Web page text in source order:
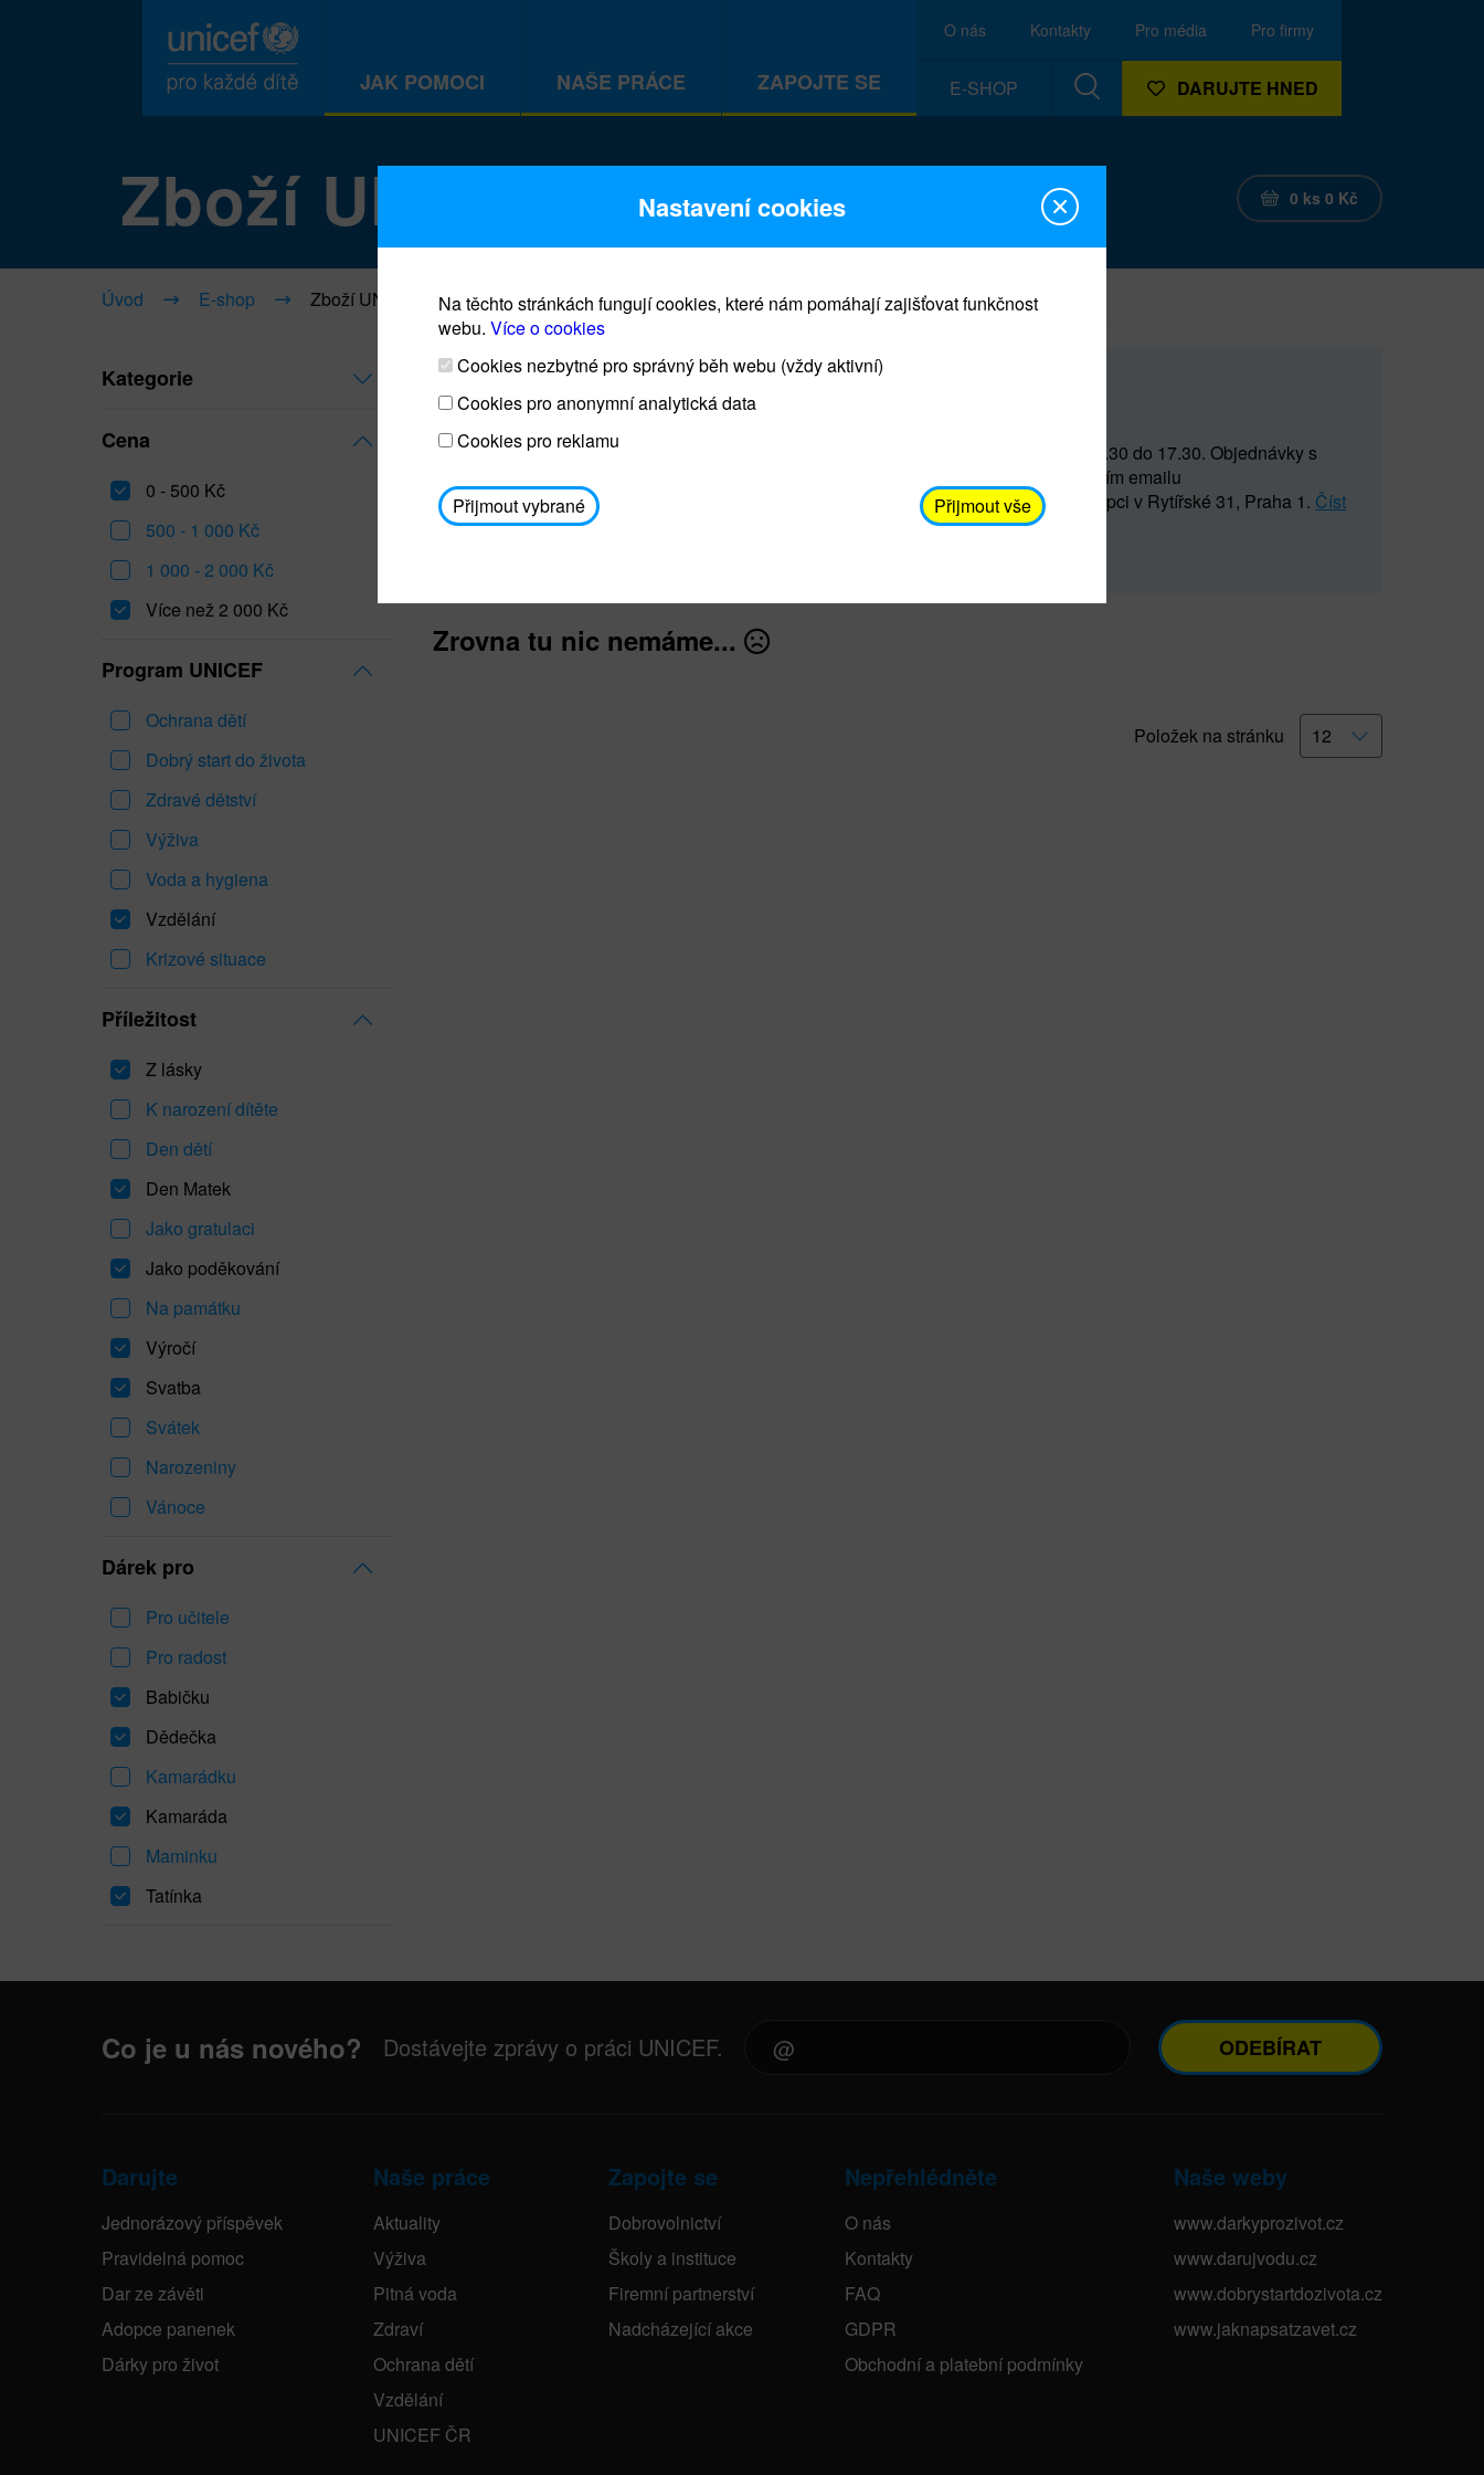
JAK POMOCI NAŠE PRÁCE ZAPOJTE SE
O nás Kontakty Pro média Pro firmy
E-SHOP DARUJTE HNED
Zboží UNICEF 0 ks 0 Kč
Úvod E-shop Zboží UNICEF
Kategorie
Cena
0 - 500 Kč
500 - 1 000 Kč
1 000 - 2 000 Kč
Více než 2 000 Kč
Program UNICEF
Ochrana dětí
Dobrý start do života
Zdravé dětství
Výživa
Voda a hygiena
Vzdělání
Krizové situace
Příležitost
Z lásky
K narození dítěte
Den dětí
Den Matek
Jako gratulaci
Jako poděkování
Na památku
Výročí
Svatba
Svátek
Narozeniny
Vánoce
Dárek pro
Pro učitele
Pro radost
Babičku
Dědečka
Kamarádku
Kamaráda
Maminku
Tatínka
Prodej blahopřání a dárků UNICEF
Prodejna UNICEF bude otevřena každý čtvrtek o 11 do 15 a od 15.30 do 17.30. Objednávky s
osobním odběrem je možné vyzvednout po domluvě (prostřednictvím emailu
avodickova@unicef.cz nebo telefonním čísle 606 655 547) na recepci v Rytířské 31, Praha 1. Číst
dále
Zrovna tu nic nemáme...
Položek na stránku
Co je u nás nového? Dostávejte zprávy o práci UNICEF. ODEBÍRAT
Darujte
Jednorázový příspěvek
Pravidelná pomoc
Dar ze závěti
Adopce panenek
Dárky pro život
Naše práce
Aktuality
Výživa
Pitná voda
Zdraví
Ochrana dětí
Vzdělání
UNICEF ČR
Zapojte se
Dobrovolnictví
Školy a instituce
Firemní partnerství
Nadcházející akce
Nepřehlédněte
O nás
Kontakty
FAQ
GDPR
Obchodní a platební podmínky
Naše weby
www.darkyprozivot.cz
www.darujvodu.cz
www.dobrystartdozivota.cz
www.jaknapsatzavet.cz
Nastavení cookies
Na těchto stránkách fungují cookies, které nám pomáhají zajišťovat funkčnost
webu. Více o cookies
Cookies nezbytné pro správný běh webu (vždy aktivní)
Cookies pro anonymní analytická data
Cookies pro reklamu
Přijmout vybrané Přijmout vše